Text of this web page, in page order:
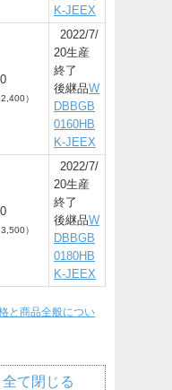
K-JEEX
）
2022/7/
20生産
終了
後継品W
DBBGB
0160HB
K-JEEX
）
2022/7/
20生産
終了
後継品W
DBBGB
0180HB
K-JEEX
と商品全般につい
全て閉じる